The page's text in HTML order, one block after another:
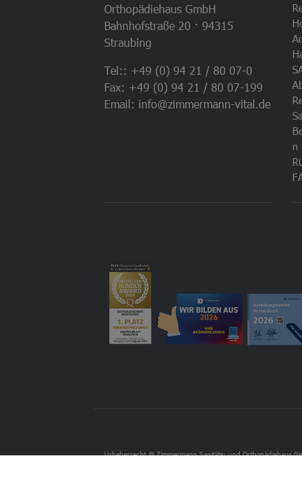
Orthopädiehaus GmbH
Bahnhofstraße 20 · 94315
Straubing
Tel:: +49 (0) 94 21 / 80 07-0
Fax: +49 (0) 94 21 / 80 07-199
Email: info@zimmermann-vital.de
n
Urheberrecht @ Zimmermann Sanitäts- und Orthopädiehaus